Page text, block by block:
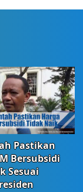
Pastikan
Bersubsidi
Sesuai